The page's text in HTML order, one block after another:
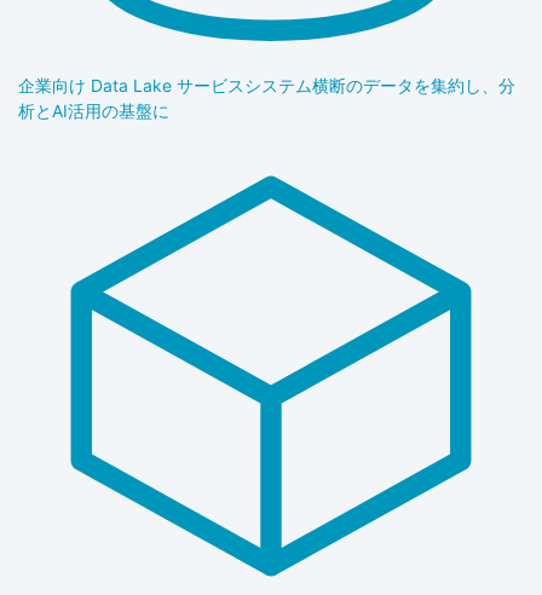
企業向け Data Lake サービスシステム横断のデータを集約し、分
析とAI活用の基盤に